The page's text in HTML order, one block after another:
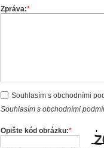
Zpráva:*
Souhlasím s obchodními
Souhlasím s obchodními
Opište kód obrázku:*